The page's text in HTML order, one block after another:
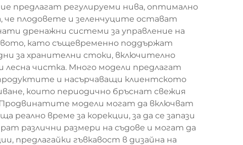
предлагат регулируеми нива, оптимално
че плодовете и зеленчуците остават
дренажни системи за управление на
като същевременно поддържат
за хранителни стоки, включително
чистка. Много модели предлагат
и насърчаващи клиентското
които периодично бръснат свежия
Продвинатите модели могат да включват
време за корекции, за да се запази
различни размери на съдове и могат да
предлагайки гъвкавост в дизайна на